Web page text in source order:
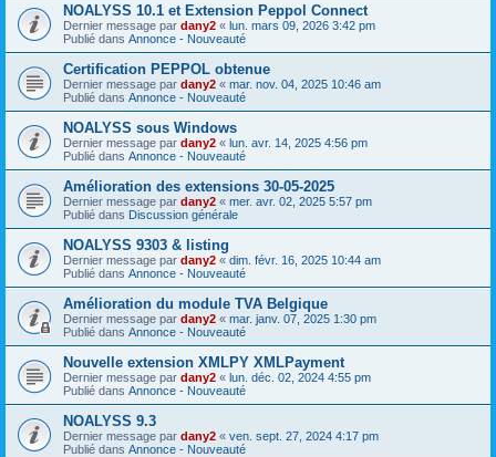
NOALYSS 10.1 et Extension Peppol Connect
Dernier message par dany2 « lun. mars 09, 2026 3:42 pm
Publié dans Annonce - Nouveauté
Certification PEPPOL obtenue
Dernier message par dany2 « mar. nov. 04, 2025 10:46 am
Publié dans Annonce - Nouveauté
NOALYSS sous Windows
Dernier message par dany2 « lun. avr. 14, 2025 4:56 pm
Publié dans Annonce - Nouveauté
Amélioration des extensions 30-05-2025
Dernier message par dany2 « mer. avr. 02, 2025 5:57 pm
Publié dans Discussion générale
NOALYSS 9303 & listing
Dernier message par dany2 « dim. févr. 16, 2025 10:44 am
Publié dans Annonce - Nouveauté
Amélioration du module TVA Belgique
Dernier message par dany2 « mar. janv. 07, 2025 1:30 pm
Publié dans Annonce - Nouveauté
Nouvelle extension XMLPY XMLPayment
Dernier message par dany2 « lun. déc. 02, 2024 4:55 pm
Publié dans Annonce - Nouveauté
NOALYSS 9.3
Dernier message par dany2 « ven. sept. 27, 2024 4:17 pm
Publié dans Annonce - Nouveauté